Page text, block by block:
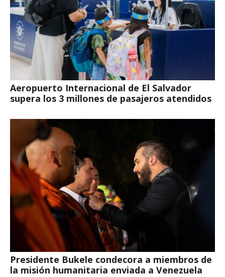
Aeropuerto Internacional de El Salvador
supera los 3 millones de pasajeros atendidos
Presidente Bukele condecora a miembros de
la misión humanitaria enviada a Venezuela